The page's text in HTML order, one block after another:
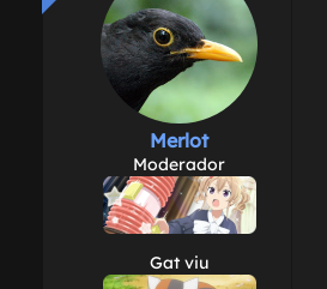
Merlot
Moderador
Gat viu